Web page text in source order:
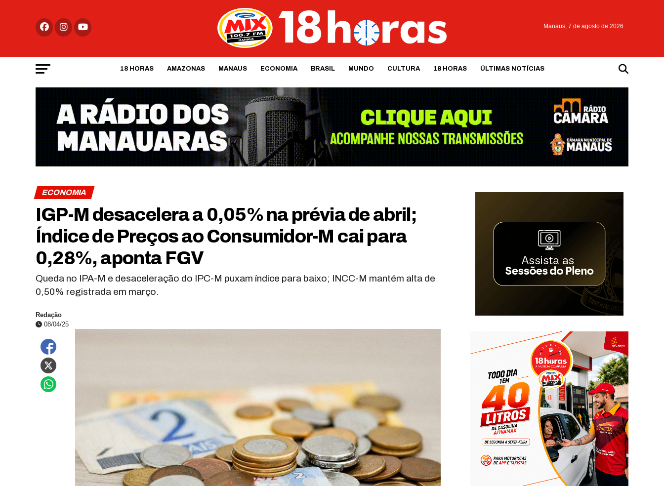
Manaus, 7 de agosto de 2026
18 HORAS AMAZONAS MANAUS ECONOMIA BRASIL MUNDO CULTURA 18 HORAS ÚLTIMAS NOTÍCIAS
ECONOMIA
IGP-M desacelera a 0,05% na prévia de abril;
Índice de Preços ao Consumidor-M cai para
0,28%, aponta FGV
Queda no IPA-M e desaceleração do IPC-M puxam índice para baixo; INCC-M mantém alta de
0,50% registrada em março.
Redação
08/04/25